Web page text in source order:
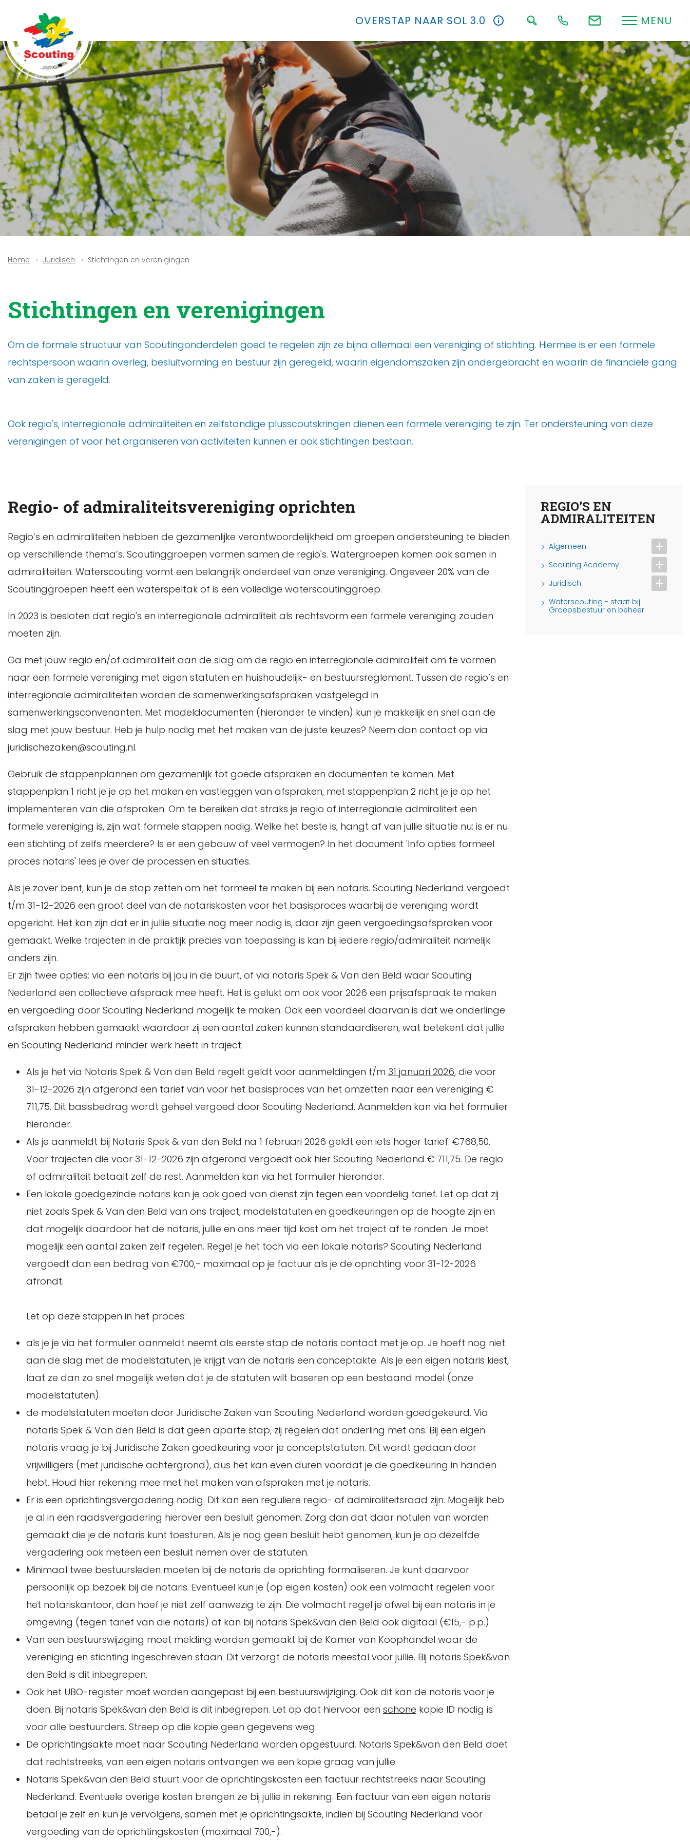
OVERSTAP NAAR SOL 3.0 MENU
Home Juridisch Stichtingen en verenigingen
Stichtingen en verenigingen
Om de formele structuur van Scoutingonderdelen goed te regelen zijn ze bijna allemaal een vereniging of stichting. Hiermee is er een formele
rechtspersoon waarin overleg, besluitvorming en bestuur zijn geregeld, waarin eigendomszaken zijn ondergebracht en waarin de financiële gang
van zaken is geregeld.
Ook regio's, interregionale admiraliteiten en zelfstandige plusscoutskringen dienen een formele vereniging te zijn. Ter ondersteuning van deze
verenigingen of voor het organiseren van activiteiten kunnen er ook stichtingen bestaan.
Regio- of admiraliteitsvereniging oprichten
Regio’s en admiraliteiten hebben de gezamenlijke verantwoordelijkheid om groepen ondersteuning te bieden
op verschillende thema’s. Scoutinggroepen vormen samen de regio's. Watergroepen komen ook samen in
admiraliteiten. Waterscouting vormt een belangrijk onderdeel van onze vereniging. Ongeveer 20% van de
Scoutinggroepen heeft een waterspeltak of is een volledige waterscoutinggroep.
In 2023 is besloten dat regio's en interregionale admiraliteit als rechtsvorm een formele vereniging zouden
moeten zijn.
Ga met jouw regio en/of admiraliteit aan de slag om de regio en interregionale admiraliteit om te vormen
naar een formele vereniging met eigen statuten en huishoudelijk- en bestuursreglement. Tussen de regio’s en
interregionale admiraliteiten worden de samenwerkingsafspraken vastgelegd in
samenwerkingsconvenanten. Met modeldocumenten (hieronder te vinden) kun je makkelijk en snel aan de
slag met jouw bestuur. Heb je hulp nodig met het maken van de juiste keuzes? Neem dan contact op via
juridischezaken@scouting.nl.
Gebruik de stappenplannen om gezamenlijk tot goede afspraken en documenten te komen. Met
stappenplan 1 richt je je op het maken en vastleggen van afspraken, met stappenplan 2 richt je je op het
implementeren van die afspraken. Om te bereiken dat straks je regio of interregionale admiraliteit een
formele vereniging is, zijn wat formele stappen nodig. Welke het beste is, hangt af van jullie situatie nu: is er nu
een stichting of zelfs meerdere? Is er een gebouw of veel vermogen? In het document 'Info opties formeel
proces notaris' lees je over de processen en situaties.
Als je zover bent, kun je de stap zetten om het formeel te maken bij een notaris. Scouting Nederland vergoedt
t/m 31-12-2026 een groot deel van de notariskosten voor het basisproces waarbij de vereniging wordt
opgericht. Het kan zijn dat er in jullie situatie nog meer nodig is, daar zijn geen vergoedingsafspraken voor
gemaakt. Welke trajecten in de praktijk precies van toepassing is kan bij iedere regio/admiraliteit namelijk
anders zijn.
Er zijn twee opties: via een notaris bij jou in de buurt, of via notaris Spek & Van den Beld waar Scouting
Nederland een collectieve afspraak mee heeft. Het is gelukt om ook voor 2026 een prijsafspraak te maken
en vergoeding door Scouting Nederland mogelijk te maken. Ook een voordeel daarvan is dat we onderlinge
afspraken hebben gemaakt waardoor zij een aantal zaken kunnen standaardiseren, wat betekent dat jullie
en Scouting Nederland minder werk heeft in traject.
Als je het via Notaris Spek & Van den Beld regelt geldt voor aanmeldingen t/m 31 januari 2026, die voor
31-12-2026 zijn afgerond een tarief van voor het basisproces van het omzetten naar een vereniging €
711,75. Dit basisbedrag wordt geheel vergoed door Scouting Nederland. Aanmelden kan via het formulier
hieronder.
Als je aanmeldt bij Notaris Spek & van den Beld na 1 februari 2026 geldt een iets hoger tarief: €768,50.
Voor trajecten die voor 31-12-2026 zijn afgerond vergoedt ook hier Scouting Nederland € 711,75. De regio
of admiraliteit betaalt zelf de rest. Aanmelden kan via het formulier hieronder.
Een lokale goedgezinde notaris kan je ook goed van dienst zijn tegen een voordelig tarief. Let op dat zij
niet zoals Spek & Van den Beld van ons traject, modelstatuten en goedkeuringen op de hoogte zijn en
dat mogelijk daardoor het de notaris, jullie en ons meer tijd kost om het traject af te ronden. Je moet
mogelijk een aantal zaken zelf regelen. Regel je het toch via een lokale notaris? Scouting Nederland
vergoedt dan een bedrag van €700,- maximaal op je factuur als je de oprichting voor 31-12-2026
afrondt.
Let op deze stappen in het proces:
als je je via het formulier aanmeldt neemt als eerste stap de notaris contact met je op. Je hoeft nog niet
aan de slag met de modelstatuten, je krijgt van de notaris een conceptakte. Als je een eigen notaris kiest,
laat ze dan zo snel mogelijk weten dat je de statuten wilt baseren op een bestaand model (onze
modelstatuten).
de modelstatuten moeten door Juridische Zaken van Scouting Nederland worden goedgekeurd. Via
notaris Spek & Van den Beld is dat geen aparte stap, zij regelen dat onderling met ons. Bij een eigen
notaris vraag je bij Juridische Zaken goedkeuring voor je conceptstatuten. Dit wordt gedaan door
vrijwilligers (met juridische achtergrond), dus het kan even duren voordat je de goedkeuring in handen
hebt. Houd hier rekening mee met het maken van afspraken met je notaris.
Er is een oprichtingsvergadering nodig. Dit kan een reguliere regio- of admiraliteitsraad zijn. Mogelijk heb
je al in een raadsvergadering hierover een besluit genomen. Zorg dan dat daar notulen van worden
gemaakt die je de notaris kunt toesturen. Als je nog geen besluit hebt genomen, kun je op dezelfde
vergadering ook meteen een besluit nemen over de statuten.
Minimaal twee bestuursleden moeten bij de notaris de oprichting formaliseren. Je kunt daarvoor
persoonlijk op bezoek bij de notaris. Eventueel kun je (op eigen kosten) ook een volmacht regelen voor
het notariskantoor, dan hoef je niet zelf aanwezig te zijn. Die volmacht regel je ofwel bij een notaris in je
omgeving (tegen tarief van die notaris) of kan bij notaris Spek&van den Beld ook digitaal (€15,- p.p.)
Van een bestuurswijziging moet melding worden gemaakt bij de Kamer van Koophandel waar de
vereniging en stichting ingeschreven staan. Dit verzorgt de notaris meestal voor jullie. Bij notaris Spek&van
den Beld is dit inbegrepen.
Ook het UBO-register moet worden aangepast bij een bestuurswijziging. Ook dit kan de notaris voor je
doen. Bij notaris Spek&van den Beld is dit inbegrepen. Let op dat hiervoor een schone kopie ID nodig is
voor alle bestuurders. Streep op die kopie geen gegevens weg.
De oprichtingsakte moet naar Scouting Nederland worden opgestuurd. Notaris Spek&van den Beld doet
dat rechtstreeks, van een eigen notaris ontvangen we een kopie graag van jullie.
Notaris Spek&van den Beld stuurt voor de oprichtingskosten een factuur rechtstreeks naar Scouting
Nederland. Eventuele overige kosten brengen ze bij jullie in rekening. Een factuur van een eigen notaris
betaal je zelf en kun je vervolgens, samen met je oprichtingsakte, indien bij Scouting Nederland voor
vergoeding van de oprichtingskosten (maximaal 700,-).
REGIO’S EN
ADMIRALITEITEN
Algemeen
Scouting Academy
Juridisch
Waterscouting - staat bij
Groepsbestuur en beheer